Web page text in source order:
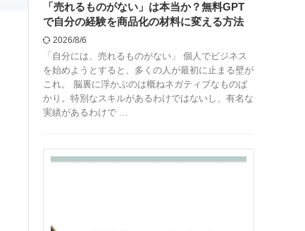
「売れるものがない」は本当か？無料GPT
で自分の経験を商品化の材料に変える方法
2026/8/6
「自分には、売れるものがない」 個人でビジネス
を始めようとすると、多くの人が最初に止まる壁が
これ。 脳裏に浮かぶのは概ねネガティブなものば
かり。特別なスキルがあるわけではないし、有名な
実績があるわけで ...